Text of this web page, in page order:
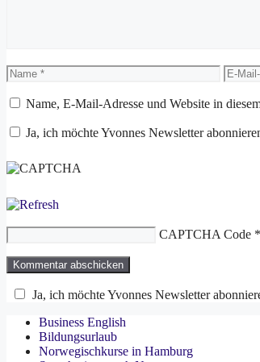
Name
E-
Mail-
Name, E-Mail-Adresse und Website in
Ja, ich möchte Yvonnes Newsletter
CAPTCHA Code *
Ja, ich möchte Yvonnes Newsletter
Business English
Bildungsurlaub
Norwegischkurse in Hamburg